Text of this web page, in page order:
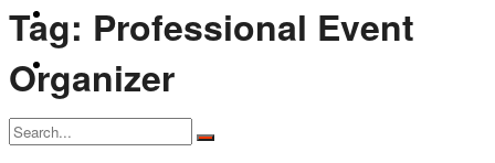
Bikers Cars
Tentang Kami
Tag: Professional Event
Organizer